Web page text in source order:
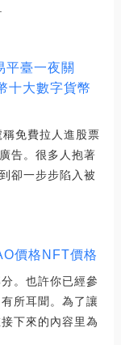
平臺一夜關
十大數字貨幣
免費拉人進股票
告。很多人抱著
卻一步步陷入被
價格NFT價格
。也許你已經參
所耳聞。為了讓
下來的內容里為